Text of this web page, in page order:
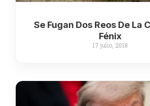
Se Fugan Dos Reos De La
Fénix
17 julio, 2018